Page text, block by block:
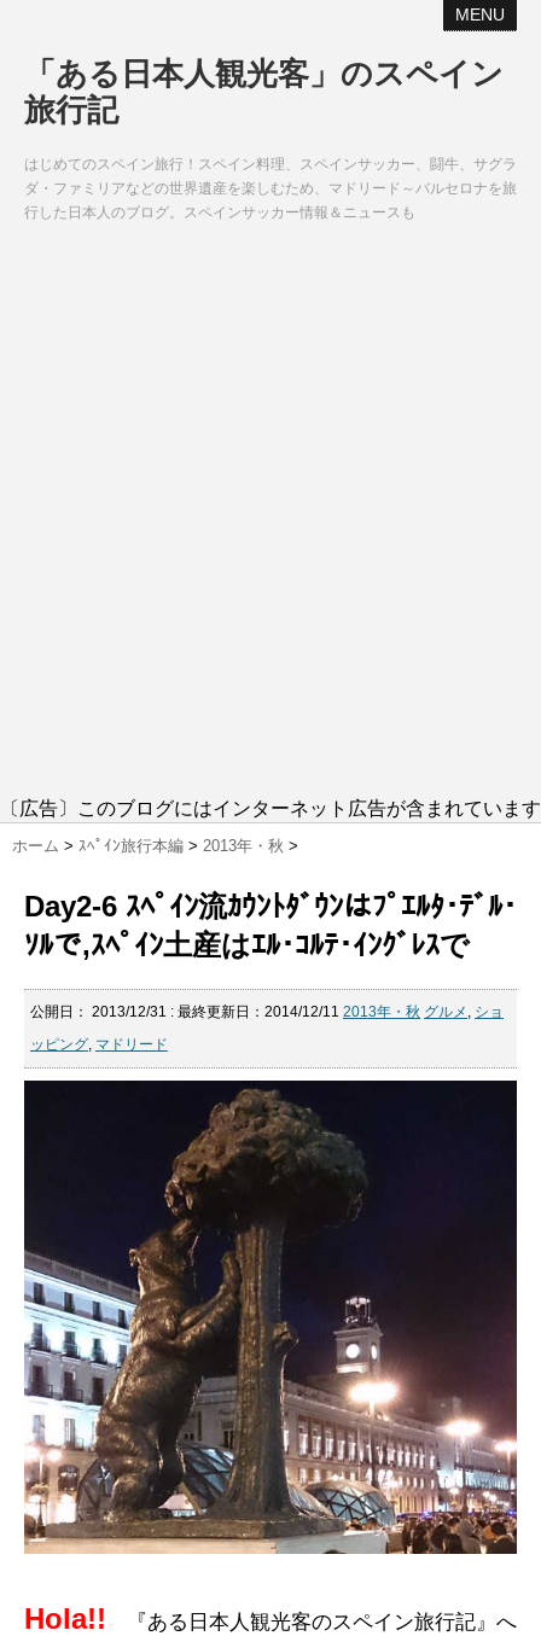
MENU
「ある日本人観光客」のスペイン
旅行記
はじめてのスペイン旅行！スペイン料理、スペインサッカー、闘牛、サグラ
ダ・ファミリアなどの世界遺産を楽しむため、マドリード～バルセロナを旅
行した日本人のブログ。スペインサッカー情報＆ニュースも
〔広告〕このブログにはインターネット広告が含まれています
ホーム > ｽﾍﾟｲﾝ旅行本編 > 2013年・秋 >
Day2-6 ｽﾍﾟｲﾝ流ｶｳﾝﾄﾀﾞｳﾝはﾌﾟｴﾙﾀ･ﾃﾞﾙ･
ｿﾙで,ｽﾍﾟｲﾝ土産はｴﾙ･ｺﾙﾃ･ｲﾝｸﾞﾚｽで
公開日： 2013/12/31 : 最終更新日：2014/12/11 2013年・秋 グルメ , ショ
ッピング, マドリード
Hola!!
『ある日本人観光客のスペイン旅行記』へ